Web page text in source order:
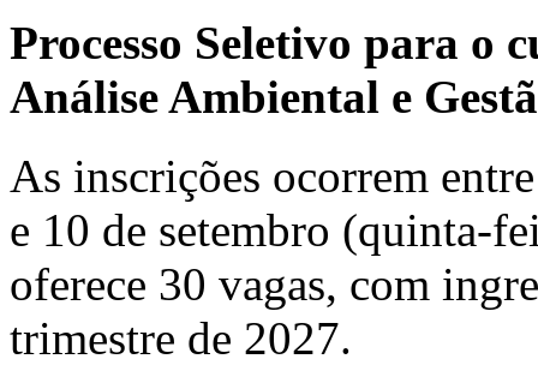
Processo Seletivo para o
Análise Ambiental e
As inscrições ocorrem
e 10 de setembro (quinta-
oferece 30 vagas, com
trimestre de 2027.